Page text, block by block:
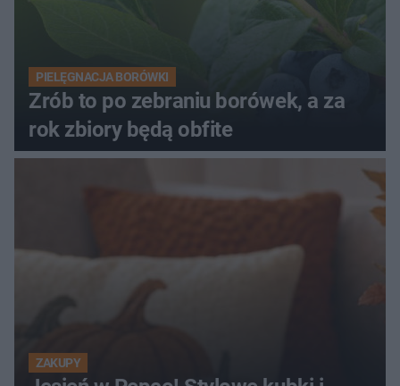
PIELĘGNACJA BORÓWKI
Zrób to po zebraniu borówek, a za
rok zbiory będą obfite
ZAKUPY